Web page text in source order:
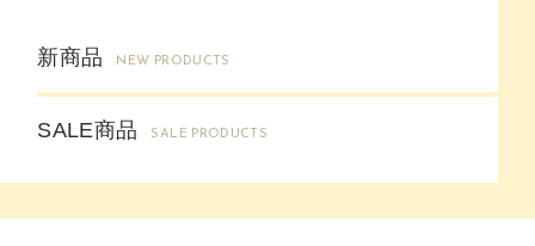
新商品 NEW PRODUCTS
SALE商品 SALE PRODUCTS